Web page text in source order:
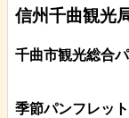
信州千曲観光
千曲市観光総合
季節パンフレッ